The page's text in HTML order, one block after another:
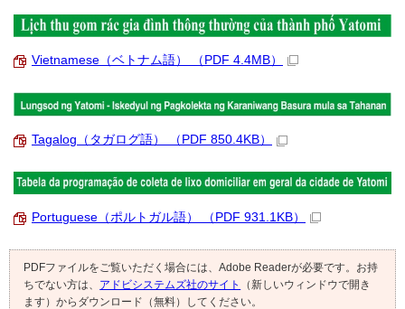
Vietnamese（ベトナム語） （PDF 4.4MB）
Tagalog（タガログ語） （PDF 850.4KB）
Portuguese（ポルトガル語） （PDF 931.1KB）
PDFファイルをご覧いただく場合には、Adobe Readerが必要です。お持
ちでない方は、 アドビシステムズ社のサイト
（新しいウィンドウで開き
ます）からダウンロード（無料）してください。